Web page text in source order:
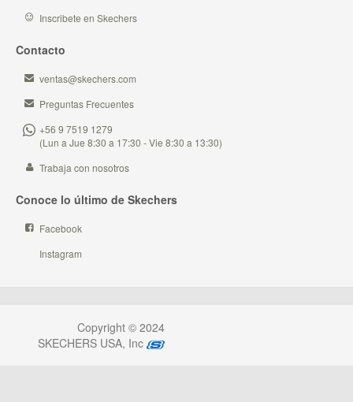
Inscribete en Skechers
Contacto
ventas@skechers.com
Preguntas Frecuentes
+56 9 7519 1279
(Lun a Jue 8:30 a 17:30 - Vie 8:30 a 13:30)
Trabaja con nosotros
Conoce lo último de Skechers
Facebook
Instagram
Copyright © 2024
SKECHERS USA, Inc